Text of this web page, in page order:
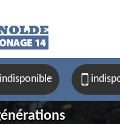
indisponible